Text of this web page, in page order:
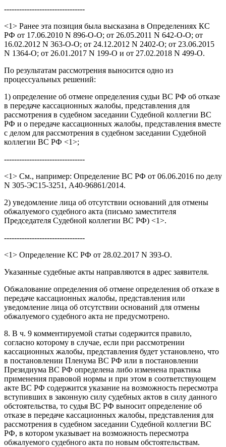
--------------------------------
<1> Ранее эта позиция была высказана в Определениях КС
РФ от 17.06.2010 N 896-О-О; от 26.05.2011 N 642-О-О; от
16.02.2012 N 363-О-О; от 24.12.2012 N 2402-О; от 23.06.2015
N 1364-О; от 26.01.2017 N 199-О и от 27.02.2018 N 499-О.
По результатам рассмотрения выносится одно из
процессуальных решений:
1) определение об отмене определения судьи ВС РФ об отказе
в передаче кассационных жалобы, представления для
рассмотрения в судебном заседании Судебной коллегии ВС
РФ и о передаче кассационных жалобы, представления вместе
с делом для рассмотрения в судебном заседании Судебной
коллегии ВС РФ <1>;
--------------------------------
<1> См., например: Определение ВС РФ от 06.06.2016 по делу
N 305-ЭС15-3251, А40-96861/2014.
2) уведомление лица об отсутствии оснований для отмены
обжалуемого судебного акта (письмо заместителя
Председателя Судебной коллегии ВС РФ) <1>.
--------------------------------
<1> Определение КС РФ от 28.02.2017 N 393-О.
Указанные судебные акты направляются в адрес заявителя.
Обжалование определения об отмене определения об отказе в
передаче кассационных жалобы, представления или
уведомление лица об отсутствии оснований для отмены
обжалуемого судебного акта не предусмотрено.
8. В ч. 9 комментируемой статьи содержится правило,
согласно которому в случае, если при рассмотрении
кассационных жалобы, представления будет установлено, что
в постановлении Пленума ВС РФ или в постановлении
Президиума ВС РФ определена либо изменена практика
применения правовой нормы и при этом в соответствующем
акте ВС РФ содержится указание на возможность пересмотра
вступивших в законную силу судебных актов в силу данного
обстоятельства, то судья ВС РФ выносит определение об
отказе в передаче кассационных жалобы, представления для
рассмотрения в судебном заседании Судебной коллегии ВС
РФ, в котором указывает на возможность пересмотра
обжалуемого судебного акта по новым обстоятельствам.